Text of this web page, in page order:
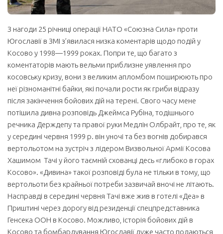
З нагоди 25 річниці операції НАТО «Союзна Сила» проти
Югославії в ЗМІ з’явилася низка коментарів щодо подій у
Косово у 1998—1999 роках. Попри те, що багато з
коментаторів мають вельми приблизне уявлення про
косовську кризу, вони з великим апломбом поширюють про
неї різноманітні байки, які почали рости як гриби відразу
після закінчення бойових дій на терені. Свого часу мене
потішила дивна розповідь Джеймса Рубіна, тодішнього
речника Держдепу та правої руки Медлін Олбрайт, про те, як
у середині червня 1999 р. він уночі та без вогнів добирався
вертольотом на зустріч з лідером Визвольної Армії Косова
Хашимом Тачі у його таємній схованці десь «глибоко в горах
Косово». «Дивина» такої розповіді була не тільки в тому, що
вертольоти без крайньої потреби зазвичай вночі не літають.
Насправді в середині червня Тачі вже жив в готелі «Деа» в
Приштині через дорогу від резиденції спецпредставника
Генсека ООН в Косово. Можливо, історія бойових дій в
Косово та бомбардування Югославії дуже часто подаються